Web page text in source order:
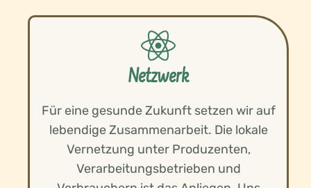
Netzwerk
Für eine gesunde Zukunft setzen wir auf
lebendige Zusammenarbeit. Die lokale
Vernetzung unter Produzenten,
Verarbeitungsbetrieben und